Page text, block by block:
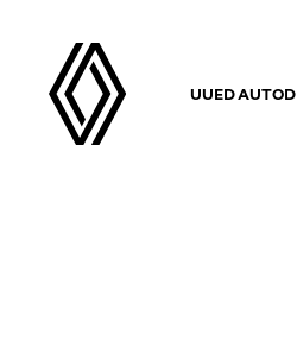
UUED AUTOD